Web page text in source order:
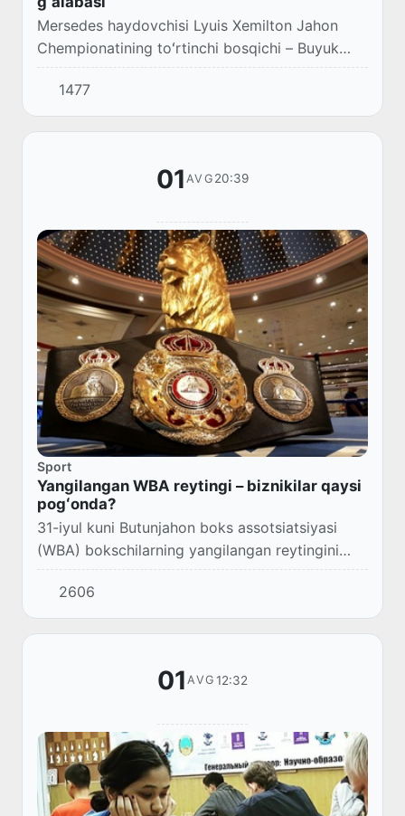
Mersedes haydovchisi Lyuis Xemilton Jahon
Chempionatining toʻrtinchi bosqichi – Buyuk
Britaniya Gran-prisida gʻolib chiqib, Formula–1
haydovchilarining peshqadamligini
mustahkamlam...
1477
01 AVG 20:39
Sport
Yangilangan WBA reytingi – biznikilar qaysi
pogʻonda?
31-iyul kuni Butunjahon boks assotsiatsiyasi
(WBA) bokschilarning yangilangan reytingini
eʼlon qildi.
2606
01AVG 12:32